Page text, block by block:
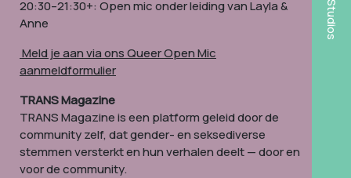
20:30–21:30+: Open mic onder leiding van Layla &
Anne
Meld je aan via ons Queer Open Mic
aanmeldformulier
TRANS Magazine
TRANS Magazine is een platform geleid door de
community zelf, dat gender- en seksediverse
stemmen versterkt en hun verhalen deelt — door en
voor de community.
Studios